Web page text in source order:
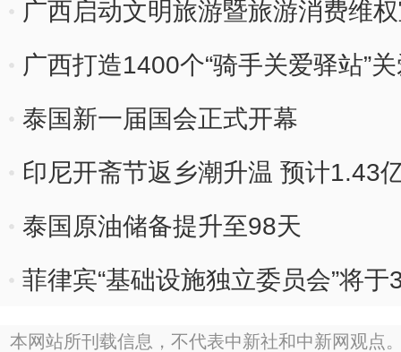
广西启动文明旅游暨旅游消费维
广西打造1400个“骑手关爱驿站”
泰国新一届国会正式开幕
印尼开斋节返乡潮升温 预计1.43
泰国原油储备提升至98天
菲律宾“基础设施独立委员会”将
本网站所刊载信息，不代表中新社和中新网观点